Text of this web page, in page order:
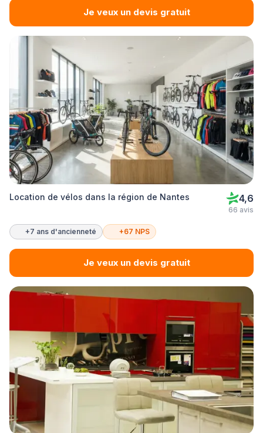
Je veux un devis gratuit
Location de vélos dans la région de Nantes 4,6
66 avis
+7 ans d'ancienneté +67 NPS
Je veux un devis gratuit